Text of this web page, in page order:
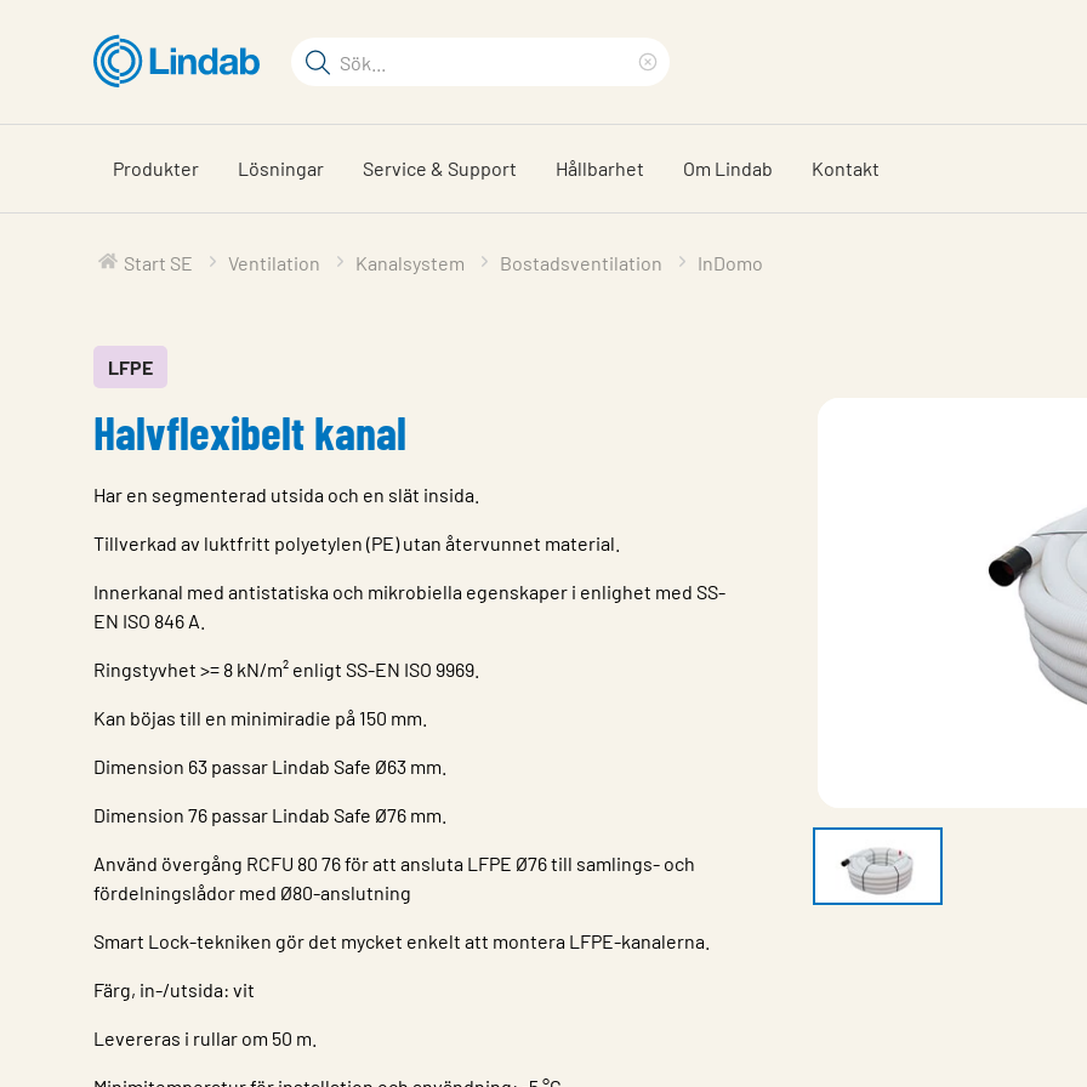
huvudinnehållet
Sökord
på
sajten
sökfras
Produkter Lösningar Service & Support Hållbarhet Om Lindab Kontakt
Start SE Ventilation Kanalsystem Bostadsventilation InDomo
LFPE
Halvflexibelt kanal
Har en segmenterad utsida och en slät insida.
Tillverkad av luktfritt polyetylen (PE) utan återvunnet material.
Innerkanal med antistatiska och mikrobiella egenskaper i enlighet med SS-
EN ISO 846 A.
Ringstyvhet >= 8 kN/m² enligt SS-EN ISO 9969.
Kan böjas till en minimiradie på 150 mm.
Dimension 63 passar Lindab Safe Ø63 mm.
Dimension 76 passar Lindab Safe Ø76 mm.
Använd övergång RCFU 80 76 för att ansluta LFPE Ø76 till samlings- och
fördelningslådor med Ø80-anslutning
Smart Lock-tekniken gör det mycket enkelt att montera LFPE-kanalerna.
Färg, in-/utsida: vit
Levereras i rullar om 50 m.